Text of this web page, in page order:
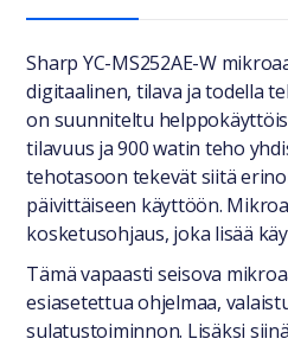
Yleiset tiedot
Sharp YC-MS252AE-W
digitaalinen, tilava ja todella
on suunniteltu
tilavuus ja 900 watin teho
tehotasoon tekevät siitä
päivittäiseen käyttöön.
kosketusohjaus, joka lisää
Tämä vapaasti seisova
esiasetettua ohjelmaa,
sulatustoiminnon. Lisäksi